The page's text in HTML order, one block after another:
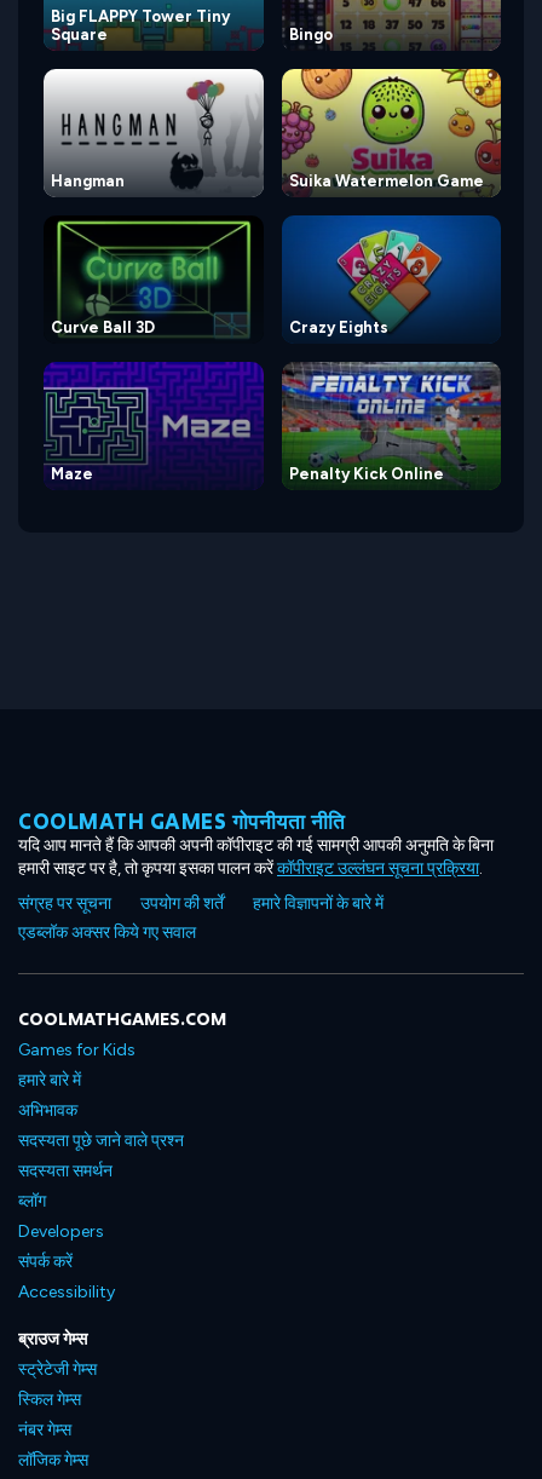
Big FLAPPY Tower Tiny
Square
Bingo
Hangman Suika Watermelon Game
Curve Ball 3D Crazy Eights
Maze Penalty Kick Online
COOLMATH GAMES गोपनीयता नीति
यदि आप मानते हैं कि आपकी अपनी कॉपीराइट की गई सामग्री आपकी अनुमति के बिना
हमारी साइट पर है, तो कृपया इसका पालन करेंकॉपीराइट उल्लंघन सूचना प्रक्रिया.
संग्रह पर सूचना
उपयोग की शर्तें
हमारे विज्ञापनों के बारे में
एडब्लॉक अक्सर किये गए सवाल
COOLMATHGAMES.COM
Games for Kids
हमारे बारे में
अभिभावक
सदस्यता पूछे जाने वाले प्रश्न
सदस्यता समर्थन
ब्लॉग
Developers
संपर्क करें
Accessibility
ब्राउज गेम्स
स्ट्रेटेजी गेम्स
स्किल गेम्स
नंबर गेम्स
लॉजिक गेम्स